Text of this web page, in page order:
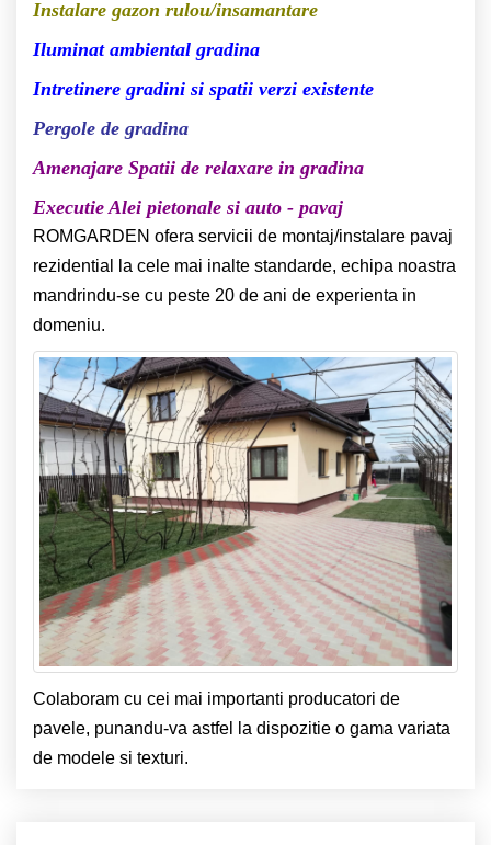
Instalare gazon rulou/insamantare
Iluminat ambiental gradina
Intretinere gradini si spatii verzi existente
Pergole de gradina
Amenajare Spatii de relaxare in gradina
Executie Alei pietonale si auto - pavaj
ROMGARDEN ofera servicii de montaj/instalare pavaj
rezidential la cele mai inalte standarde, echipa noastra
mandrindu-se cu peste 20 de ani de experienta in
domeniu.
Colaboram cu cei mai importanti producatori de
pavele, punandu-va astfel la dispozitie o gama variata
de modele si texturi.